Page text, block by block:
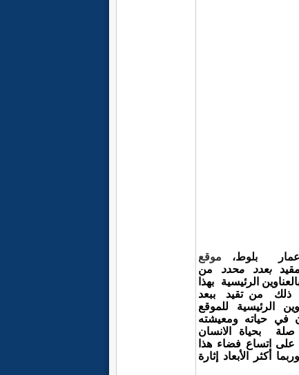
عمار بلوط، موقع
بعدد محدد من
الرئيسية بهذا
ذلك من تقيد ببعد
الرئيسية للموقع
في حياته ومعيشته
بحياة
الانسان
على اتساع فضاء هذا
أكثر الأبعاد إثارة